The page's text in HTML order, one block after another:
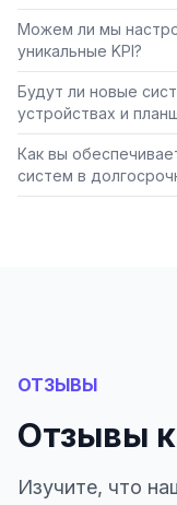
Можем ли мы
уникальные KPI?
Будут ли новые
устройствах и
Как вы
систем в
ОТЗЫВЫ
Отзывы
Изучите, что